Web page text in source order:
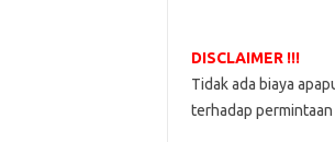
DISCLAIMER !!!
Tidak ada biaya
terhadap